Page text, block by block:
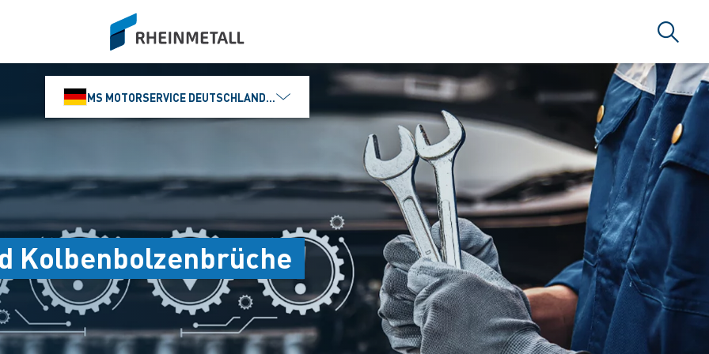
siteLogo
Suche
MS MOTORSERVICE DEUTSCHLAND GMBH
Kolbenbolzenbrüche